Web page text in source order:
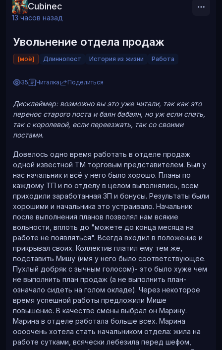
Сверху кольцо, посередине серьги, внизу кулон (я еще
ушко потом довосковала в кулон, проебавси чуток).
Вот столько нужно, чтобы собрать 4 изделия. Начнем
сверху: размер кольца выставлен сразу в воске- это
идеальный случай, если нужного размера нет (у меня
лист заявки лежит справа, работаю по нему)- тогда
смотрю в пределах полразмера: либо чуть больше
делаю, либо чуть меньше (чаще чуть меньше, потом в
металле можно либо растянуть на полразмера, либо
шкуркой снять чуть больше- надо смотреть на
модель, чтоб геометрию не повело). К кольцу будет
паяться в металле сначала один каст (там пазы на
накладке и на ответке), потом сверху второй каст.
Cubinec
13 часов назад
Увольнение отдела продаж
[моё] Длиннопост История из жизни Работа
35 Читалка Поделиться
Дисклеймер: возможно вы это уже читали, так как это
перенос старого поста и баян бабаян, но уж если спать,
так с королевой, если переезжать, так со своими
постами.
Довелось одно время работать в отделе продаж
одной известной ТМ торговым представителем. Был у
нас начальник и всё у него было хорошо. Планы по
каждому ТП и по отделу в целом выполнялись, всем
приходили заработанная ЗП и бонусы. Результаты были
хорошими и начальника это устраивало. Начальник
после выполнения планов позволял нам всякие
вольности, вплоть до "можете до конца месяца на
работе не появляться". Всегда входил в положение и
прикрывал своих. Коллектив платил ему тем же,
подставить Мишу (имя у него было соответствующее.
Пухлый добряк с зычным голосом)- это было хуже чем
не выполнить план продаж (а не выполнить план-
означало сидеть на голом окладе). Через некоторое
время успешной работы предложили Мише
повышение. В качестве смены выбрал он Марину.
Марина в отделе работала больше всех. Марина
оооочень хотела стать начальником отдела: жила на
работе сутками, всячески лебезила перед шефом,